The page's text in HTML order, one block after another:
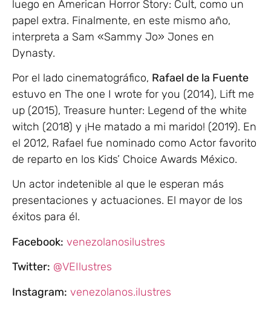
luego en American Horror Story: Cult, como un
papel extra. Finalmente, en este mismo año,
interpreta a Sam «Sammy Jo» Jones en
Dynasty.
Por el lado cinematográfico, Rafael de la Fuente
estuvo en The one I wrote for you (2014), Lift me
up (2015), Treasure hunter: Legend of the white
witch (2018) y ¡He matado a mi marido! (2019). En
el 2012, Rafael fue nominado como Actor favorito
de reparto en los Kids’ Choice Awards México.
Un actor indetenible al que le esperan más
presentaciones y actuaciones. El mayor de los
éxitos para él.
Facebook: venezolanosilustres
Twitter: @VEIlustres
Instagram: venezolanos.ilustres